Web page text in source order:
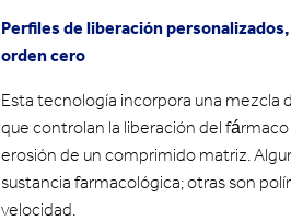
Perfiles de liberación
orden cero
Esta tecnología incorpora una mezcla
que controlan la liberación del fármaco
erosión de un comprimido matriz.
sustancia farmacológica; otras son
velocidad.